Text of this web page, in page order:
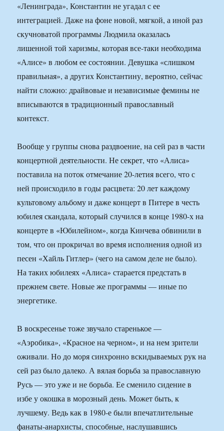
«Ленинграда», Константин не угадал с ее
интеграцией. Даже на фоне новой, мягкой, а иной раз
скучноватой программы Людмила оказалась
лишенной той харизмы, которая все-таки необходима
«Алисе» в любом ее состоянии. Девушка «слишком
правильная», а других Константину, вероятно, сейчас
найти сложно: драйвовые и независимые фемины не
вписываются в традиционный православный
контекст.
Вообще у группы снова раздвоение, на сей раз в части
концертной деятельности. Не секрет, что «Алиса»
поставила на поток отмечание 20-летия всего, что с
ней происходило в годы расцвета: 20 лет каждому
культовому альбому и даже концерт в Питере в честь
юбилея скандала, который случился в конце 1980-х на
концерте в «Юбилейном», когда Кинчева обвинили в
том, что он прокричал во время исполнения одной из
песен «Хайль Гитлер» (чего на самом деле не было).
На таких юбилеях «Алиса» старается предстать в
прежнем свете. Новые же программы — иные по
энергетике.
В воскресенье тоже звучало старенькое —
«Аэробика», «Красное на черном», и на нем зрители
оживали. Но до моря синхронно вскидываемых рук на
сей раз было далеко. А вялая борьба за православную
Русь — это уже и не борьба. Ее сменило сидение в
избе у окошка в морозный день. Может быть, к
лучшему. Ведь как в 1980-е были впечатлительные
фанаты-анархисты, способные, наслушавшись